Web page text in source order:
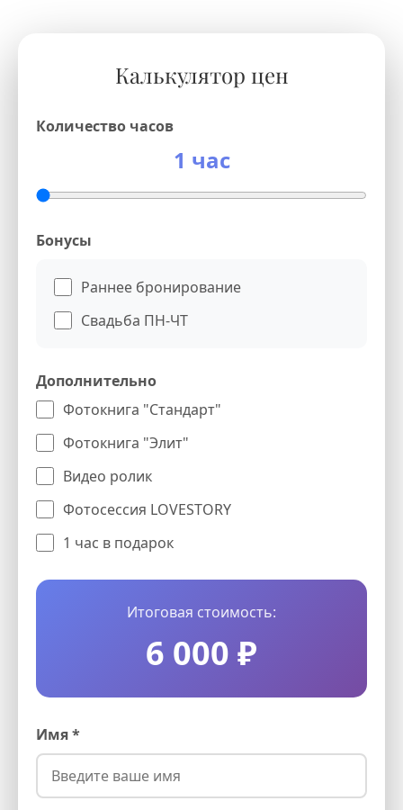
Калькулятор цен
Количество часов
1 час
Бонусы
Раннее бронирование
Свадьба ПН-ЧТ
Дополнительно
Фотокнига "Стандарт"
Фотокнига "Элит"
Видео ролик
Фотосессия LOVESTORY
1 час в подарок
Итоговая стоимость:
6 000 ₽
Имя *